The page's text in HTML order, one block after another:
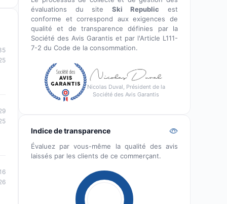
évaluations du site Ski Republic est
conforme et correspond aux exigences de
qualité et de transparence définies par la
Société des Avis Garantis et par l'Article L111-
7-2 du Code de la consommation.
Nicolas Duval, Président de la
Société des Avis Garantis
Indice de transparence
Évaluez par vous-même la qualité des avis
laissés par les clients de ce commerçant.